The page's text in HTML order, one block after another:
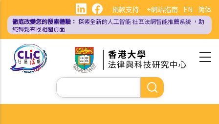
內
EN 简体
捐款支持 +網站指南
徹底改變您的搜索體驗： 探索全新的人工智能社區法網智能推薦系統 ，助
您輕鬆查找相關頁面
Search